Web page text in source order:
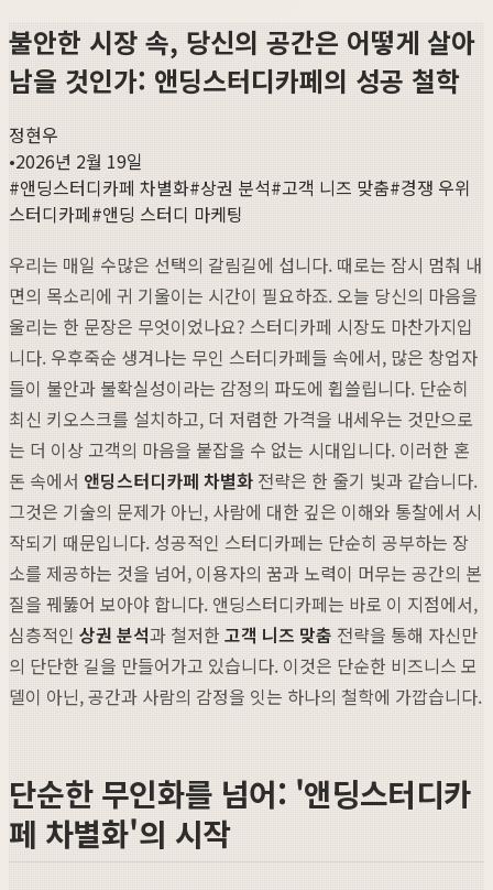
불안한 시장 속, 당신의 공간은 어떻게 살아
남을 것인가: 앤딩스터디카페의 성공 철학
정현우
•2026년 2월 19일
#앤딩스터디카페 차별화#상권 분석#고객 니즈 맞춤#경쟁 우위
스터디카페#앤딩 스터디 마케팅
우리는 매일 수많은 선택의 갈림길에 섭니다. 때로는 잠시 멈춰 내
면의 목소리에 귀 기울이는 시간이 필요하죠. 오늘 당신의 마음을
울리는 한 문장은 무엇이었나요? 스터디카페 시장도 마찬가지입
니다. 우후죽순 생겨나는 무인 스터디카페들 속에서, 많은 창업자
들이 불안과 불확실성이라는 감정의 파도에 휩쓸립니다. 단순히
최신 키오스크를 설치하고, 더 저렴한 가격을 내세우는 것만으로
는 더 이상 고객의 마음을 붙잡을 수 없는 시대입니다. 이러한 혼
돈 속에서 앤딩스터디카페 차별화 전략은 한 줄기 빛과 같습니다.
그것은 기술의 문제가 아닌, 사람에 대한 깊은 이해와 통찰에서 시
작되기 때문입니다. 성공적인 스터디카페는 단순히 공부하는 장
소를 제공하는 것을 넘어, 이용자의 꿈과 노력이 머무는 공간의 본
질을 꿰뚫어 보아야 합니다. 앤딩스터디카페는 바로 이 지점에서,
심층적인 상권 분석과 철저한고객 니즈 맞춤 전략을 통해 자신만
의 단단한 길을 만들어가고 있습니다. 이것은 단순한 비즈니스 모
델이 아닌, 공간과 사람의 감정을 잇는 하나의 철학에 가깝습니다.
단순한 무인화를 넘어: '앤딩스터디카
페 차별화'의 시작